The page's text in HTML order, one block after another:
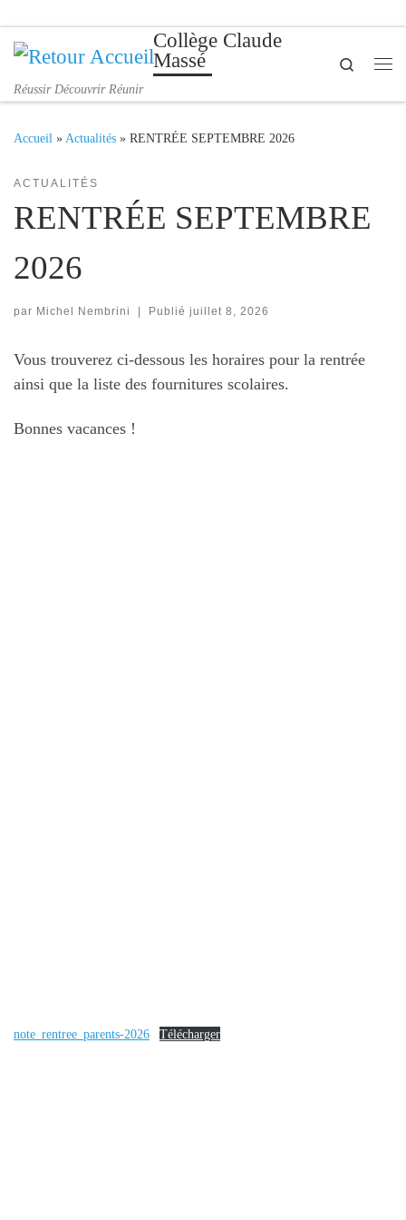
Passer au contenu
Collège Claude
Massé
Réussir Découvrir Réunir
Search
Accueil » Actualités » RENTRÉE SEPTEMBRE 2026
ACTUALITÉS
RENTRÉE SEPTEMBRE
2026
par Michel Nembrini Publié juillet 8, 2026
Vous trouverez ci-dessous les horaires pour la rentrée
ainsi que la liste des fournitures scolaires.
Bonnes vacances !
note_rentree_parents-2026 Télécharger